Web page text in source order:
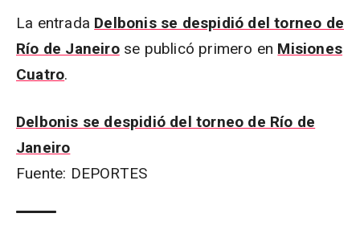
La entrada Delbonis se despidió del torneo de
Río de Janeirose publicó primero en Misiones
Cuatro.
Delbonis se despidió del torneo de Río de
Janeiro
Fuente: DEPORTES